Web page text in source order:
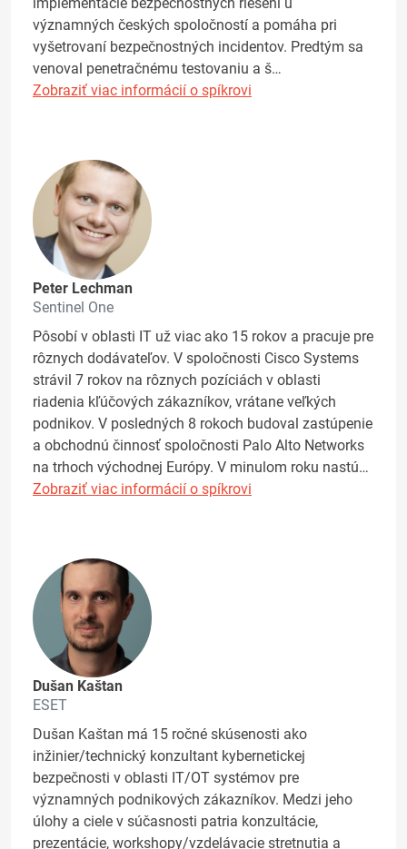
implementácie bezpečnostných riešení u
významných českých spoločností a pomáha pri
vyšetrovaní bezpečnostných incidentov. Predtým sa
venoval penetračnému testovaniu a š…
Zobraziť viac informácií o spíkrovi
Peter Lechman
Sentinel One
Pôsobí v oblasti IT už viac ako 15 rokov a pracuje pre
rôznych dodávateľov. V spoločnosti Cisco Systems
strávil 7 rokov na rôznych pozíciách v oblasti
riadenia kľúčových zákazníkov, vrátane veľkých
podnikov. V posledných 8 rokoch budoval zastúpenie
a obchodnú činnosť spoločnosti Palo Alto Networks
na trhoch východnej Európy. V minulom roku nastú…
Zobraziť viac informácií o spíkrovi
Dušan Kaštan
ESET
Dušan Kaštan má 15 ročné skúsenosti ako
inžinier/technický konzultant kybernetickej
bezpečnosti v oblasti IT/OT systémov pre
významných podnikových zákazníkov. Medzi jeho
úlohy a ciele v súčasnosti patria konzultácie,
prezentácie, workshopy/vzdelávacie stretnutia a